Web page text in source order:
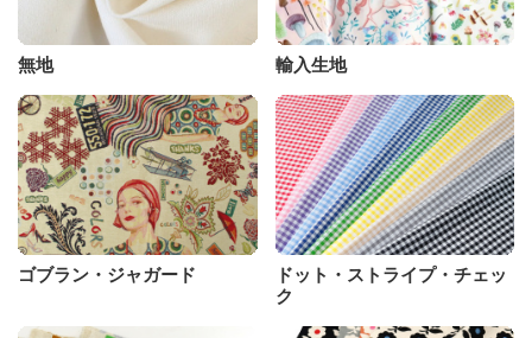
無地 輸入生地
ゴブラン・ジャガード
ドット・ストライプ・チェッ
ク